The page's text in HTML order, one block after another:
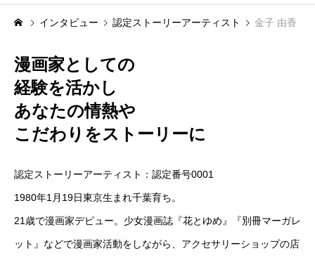
お問い合わせ
特商法による表記 プライバシーポリシーについて
インタビュー 認定ストーリーアーティスト 金子 由香
漫画家としての
経験を活かし
あなたの情熱や
こだわりをストーリーに
認定ストーリーアーティスト：認定番号0001
1980年1月19日東京生まれ千葉育ち。
21歳で漫画家デビュー。少女漫画誌『花とゆめ』『別冊マーガレ
ット』などで漫画家活動をしながら、アクセサリーショップの店